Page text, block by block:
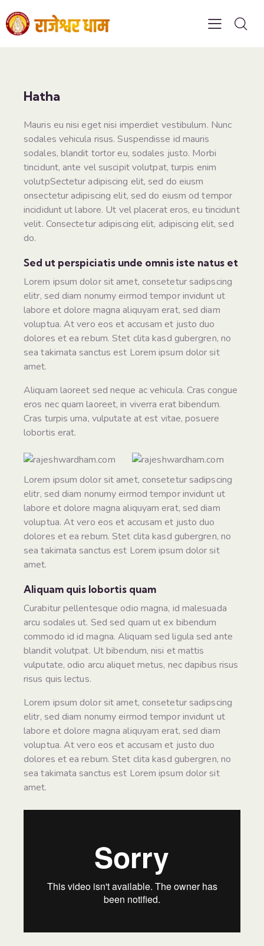
Hatha
Mauris eu nisi eget nisi imperdiet vestibulum. Nunc
sodales vehicula risus. Suspendisse id mauris
sodales, blandit tortor eu, sodales justo. Morbi
tincidunt, ante vel suscipit volutpat, turpis enim
volutpSectetur adipiscing elit, sed do eiusm
onsectetur adipiscing elit, sed do eiusm od tempor
incididunt ut labore. Ut vel placerat eros, eu tincidunt
velit. Consectetur adipiscing elit, adipiscing elit, sed
do.
Sed ut perspiciatis unde omnis iste natus et
Lorem ipsum dolor sit amet, consetetur sadipscing
elitr, sed diam nonumy eirmod tempor invidunt ut
labore et dolore magna aliquyam erat, sed diam
voluptua. At vero eos et accusam et justo duo
dolores et ea rebum. Stet clita kasd gubergren, no
sea takimata sanctus est Lorem ipsum dolor sit
amet.
Aliquam laoreet sed neque ac vehicula. Cras congue
eros nec quam laoreet, in viverra erat bibendum.
Cras turpis urna, vulputate at est vitae, posuere
lobortis erat.
Lorem ipsum dolor sit amet, consetetur sadipscing
elitr, sed diam nonumy eirmod tempor invidunt ut
labore et dolore magna aliquyam erat, sed diam
voluptua. At vero eos et accusam et justo duo
dolores et ea rebum. Stet clita kasd gubergren, no
sea takimata sanctus est Lorem ipsum dolor sit
amet.
Aliquam quis lobortis quam
Curabitur pellentesque odio magna, id malesuada
arcu sodales ut. Sed sed quam ut ex bibendum
commodo id id magna. Aliquam sed ligula sed ante
blandit volutpat. Ut bibendum, nisi et mattis
vulputate, odio arcu aliquet metus, nec dapibus risus
risus quis lectus.
Lorem ipsum dolor sit amet, consetetur sadipscing
elitr, sed diam nonumy eirmod tempor invidunt ut
labore et dolore magna aliquyam erat, sed diam
voluptua. At vero eos et accusam et justo duo
dolores et ea rebum. Stet clita kasd gubergren, no
sea takimata sanctus est Lorem ipsum dolor sit
amet.